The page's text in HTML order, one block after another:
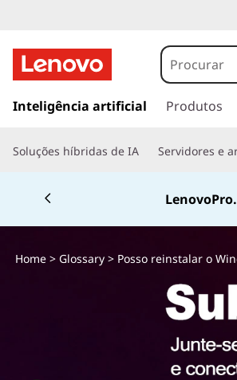
o
o
e
a
a
r
o
Inteligência artificial Produtos
Soluções híbridas de IA Servidores e
Home> Glossary> Posso reinstalar o